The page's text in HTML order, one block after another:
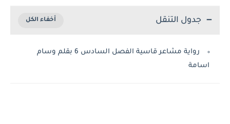
جدول التنقل
رواية مشاعر قاسية الفصل السادس 6 بقلم وسام
اسامة